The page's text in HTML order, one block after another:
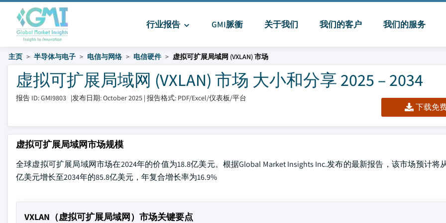
行业报告 GMI脈衝 关于我们 我们的客户 我们的服务
主页 半导体与电子 电信与网络 电信硬件 虚拟可扩展局域网 (VXLAN) 市场
虚拟可扩展局域网 (VXLAN) 市场 大小和分享 2025 – 2034
报告 ID: GMI9803 |发布日期: October 2025 | 报告格式: PDF/Excel/仪表板/平台
下载免
虚拟可扩展局域网市场规模
全球虚拟可扩展局域网市场在2024年的价值为18.8亿美元。根据Global Market Insights Inc.发布的最新报告，该市场预计将
亿美元增长至2034年的85.8亿美元，年复合增长率为16.9%
VXLAN（虚拟可扩展局域网）市场关键要点